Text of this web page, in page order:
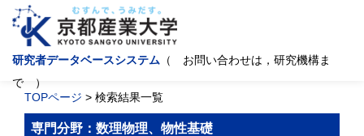
研究者データベースシステム （ お問い合わせは，研究機構ま
で ）
TOPページ > 検索結果一覧
専門分野：数理物理、物性基礎